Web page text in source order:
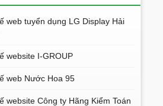
web tuyển dụng LG Display Hải
website I-GROUP
web Nước Hoa 95
website Công ty Hãng Kiểm Toán